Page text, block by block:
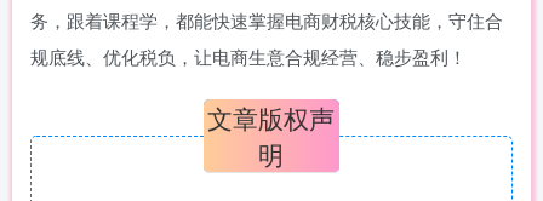
务，跟着课程学，都能快速掌握电商财税核心技能，守住合
规底线、优化税负，让电商生意合规经营、稳步盈利！
文章版权声
明